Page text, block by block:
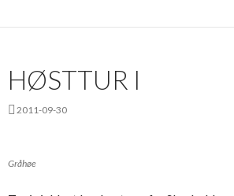
HØSTTUR I
2011-09-30
Gråhøe